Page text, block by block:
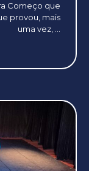
Começo que
provou, mais
uma vez, ...